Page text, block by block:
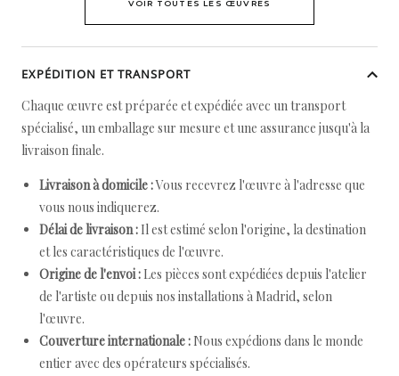
VOIR TOUTES LES ŒUVRES
EXPÉDITION ET TRANSPORT
Chaque œuvre est préparée et expédiée avec un transport
spécialisé, un emballage sur mesure et une assurance jusqu'à la
livraison finale.
Livraison à domicile :Vous recevrez l'œuvre à l'adresse que
vous nous indiquerez.
Délai de livraison : Il est estimé selon l'origine, la destination
et les caractéristiques de l'œuvre.
Origine de l'envoi : Les pièces sont expédiées depuis l'atelier
de l'artiste ou depuis nos installations à Madrid, selon
l'œuvre.
Couverture internationale : Nous expédions dans le monde
entier avec des opérateurs spécialisés.